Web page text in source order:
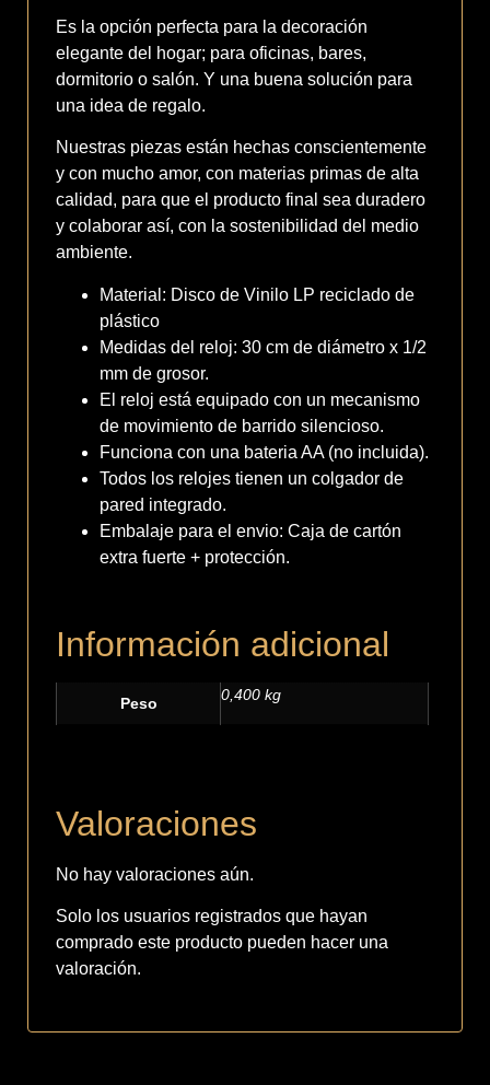
Es la opción perfecta para la decoración
elegante del hogar; para oficinas, bares,
dormitorio o salón. Y una buena solución para
una idea de regalo.
Nuestras piezas están hechas conscientemente
y con mucho amor, con materias primas de alta
calidad, para que el producto final sea duradero
y colaborar así, con la sostenibilidad del medio
ambiente.
Material: Disco de Vinilo LP reciclado de
plástico
Medidas del reloj: 30 cm de diámetro x 1/2
mm de grosor.
El reloj está equipado con un mecanismo
de movimiento de barrido silencioso.
Funciona con una bateria AA (no incluida).
Todos los relojes tienen un colgador de
pared integrado.
Embalaje para el envio: Caja de cartón
extra fuerte + protección.
Información adicional
Peso 0,400 kg
Valoraciones
No hay valoraciones aún.
Solo los usuarios registrados que hayan
comprado este producto pueden hacer una
valoración.